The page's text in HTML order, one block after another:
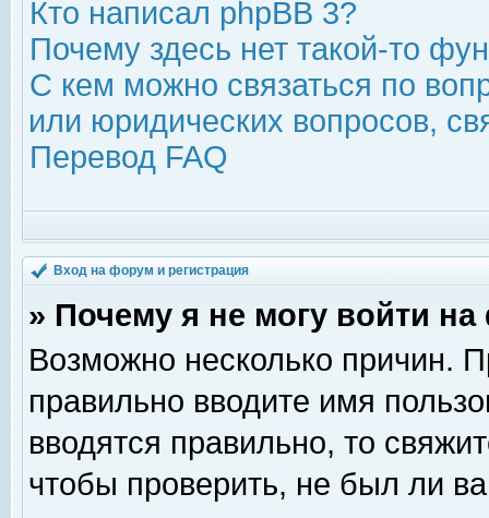
Кто написал phpBB 3?
Почему здесь нет такой-то
С кем можно связаться по
или юридических вопросов,
Перевод FAQ
Вход на форум и регистрация
» Почему я не могу войти
Возможно несколько причин.
правильно вводите имя
вводятся правильно, то
чтобы проверить, не был ли